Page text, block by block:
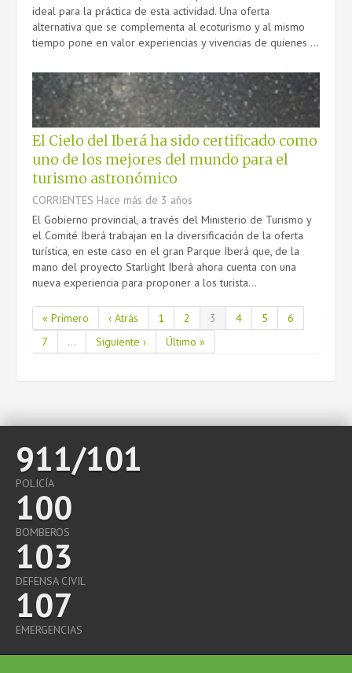
ideal para la práctica de esta actividad. Una oferta
alternativa que se complementa al ecoturismo y al mismo
tiempo pone en valor experiencias y vivencias de quienes ...
El Cielo del Iberá ha sido certificado como
uno de los mejores del mundo para el
turismo astronómico
CORRIENTES Hace más de 3 años
El Gobierno provincial, a través del Ministerio de Turismo y
el Comité Iberá trabajan en la diversificación de la oferta
turística, en este caso en el gran Parque Iberá que, de la
mano del proyecto Starlight Iberá ahora cuenta con una
nueva experiencia para proponer a los turista...
« Primero ‹ Atrás 1 2 3 4 5
6
7
... Siguiente › Último »
911/101
POLICÍA
100
BOMBEROS
103
DEFENSA CIVIL
107
EMERGENCIAS